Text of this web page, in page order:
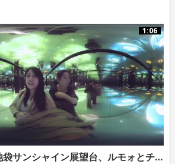
1:06
【360度動画🌸】池袋サンシャイン展望台、ルモォとチャコ